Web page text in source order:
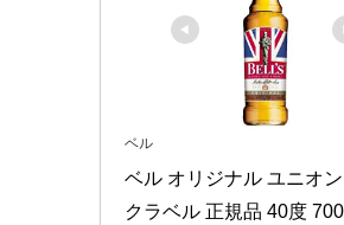
ベル
ベル オリジナル ユニオ
クラベル 正規品 40度